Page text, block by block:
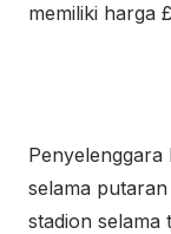
memiliki harga
Penyelenggara
selama
stadion selama